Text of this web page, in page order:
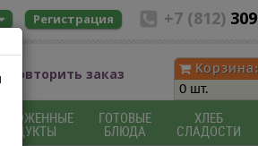
+7 (812)
Регистрация
Повторить заказ
Корзина:
0 шт.
ПРОДУКТЫ
ГОТОВЫЕ
БЛЮДА
ХЛЕБ
СЛАДОСТИ